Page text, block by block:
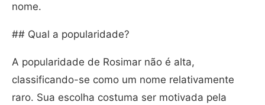
nome.
## Qual a popularidade?
A popularidade de Rosimar não é alta,
classificando-se como um nome relativamente
raro. Sua escolha costuma ser motivada pela